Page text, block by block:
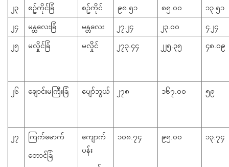
၂၃ စဉ့်ကိုင်ခြံ စဉ့်ကိုင် ၉၈.၅၁ ၈၅.၀၀ ၁၃.၅၁
၂၄ မန္တလေးခြံ မန္တလေး ၂၇.၂၄ ၂၃.၀၀ ၄.၂၄
၂၅ မလှိုင်ခြံ မလှိုင် ၂၇၃.၄၄ ၂၂၅.၃၅ ၄၈.၀၉
၂၆ ​ချောင်းမကြီးခြံ ​ပျော်ဘွယ် ၂၇၈ ၁၆၇.၀၀ ၅၉
၂၇ ကြက်မောက်
တောင်ခြံ
​ကျောက်
ပန်း
၁၀၈.၇၄ ၉၅.၀၀ ၁၃.၇၄